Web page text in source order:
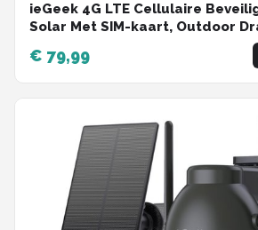
ieGeek 4G LTE Cellulaire
Solar Met SIM-kaart, Outdoor
WiFi Bewakingscamera CCTV, 2K
Nachtzicht PIR
Alarm SD & Cloud Opslag IP64
€ 79,99